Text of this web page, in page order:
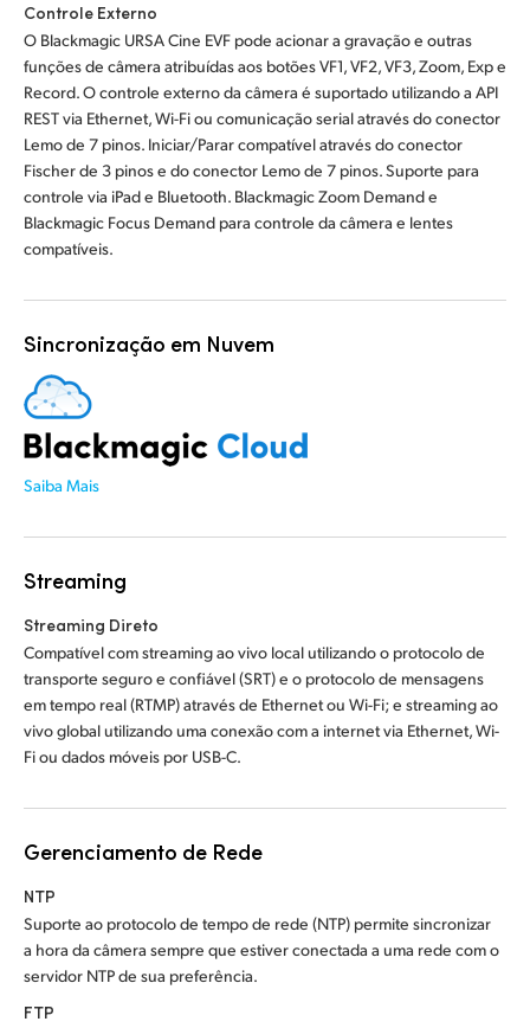
Controle Externo
O Blackmagic URSA Cine EVF pode acionar a gravação e outras
funções de câmera atribuídas aos botões VF1, VF2, VF3, Zoom, Exp e
Record. O controle externo da câmera é suportado utilizando a API
REST via Ethernet, Wi-Fi ou comunicação serial através do conector
Lemo de 7 pinos. Iniciar/Parar compatível através do conector
Fischer de 3 pinos e do conector Lemo de 7 pinos. Suporte para
controle via iPad e Bluetooth. Blackmagic Zoom Demand e
Blackmagic Focus Demand para controle da câmera e lentes
compatíveis.
Sincronização em Nuvem
Saiba Mais
Streaming
Streaming Direto
Compatível com streaming ao vivo local utilizando o protocolo de
transporte seguro e confiável (SRT) e o protocolo de mensagens
em tempo real (RTMP) através de Ethernet ou Wi-Fi; e streaming ao
vivo global utilizando uma conexão com a internet via Ethernet, Wi-
Fi ou dados móveis por USB-C.
Gerenciamento de Rede
NTP
Suporte ao protocolo de tempo de rede (NTP) permite sincronizar
a hora da câmera sempre que estiver conectada a uma rede com o
servidor NTP de sua preferência.
FTP